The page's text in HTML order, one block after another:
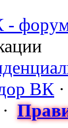
-
2017 -
-
ВК
·